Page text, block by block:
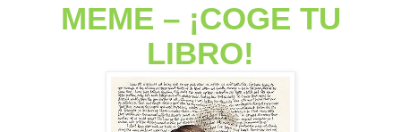
MEME – ¡COGE TU
LIBRO!